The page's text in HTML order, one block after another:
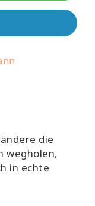
die
wegholen,
in echte